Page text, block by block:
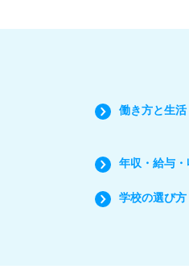
働き方と生活
年収・給与・
学校の選び方